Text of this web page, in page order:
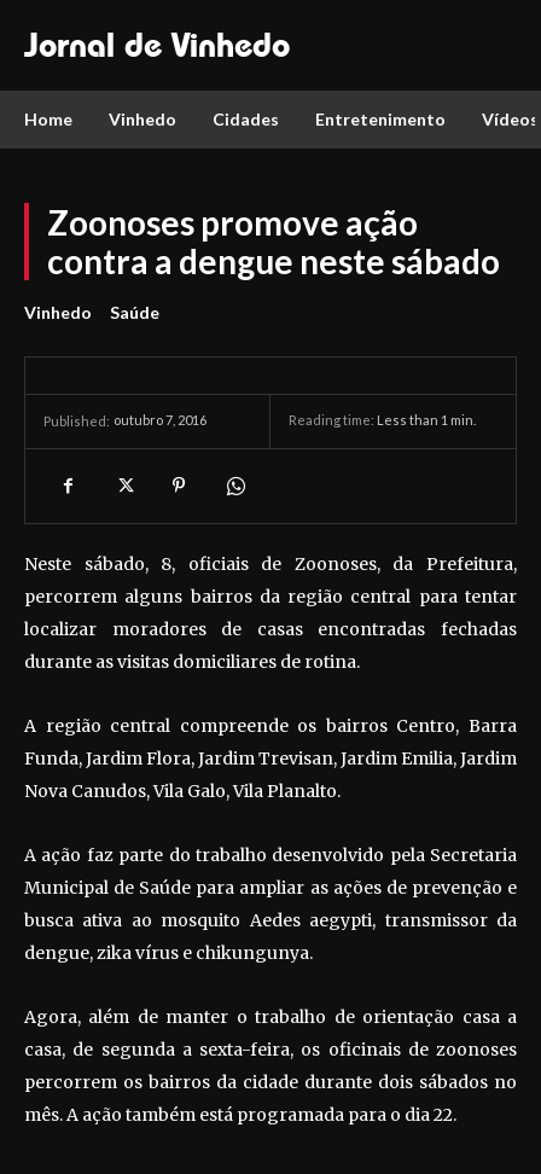
Jornal de Vinhedo
Home Vinhedo Cidades Entretenimento Vídeos
Zoonoses promove ação
contra a dengue neste sábado
Vinhedo Saúde
Published: outubro 7, 2016 Reading time: Less than 1 min.
Neste sábado, 8, oficiais de Zoonoses, da Prefeitura,
percorrem alguns bairros da região central para tentar
localizar moradores de casas encontradas fechadas
durante as visitas domiciliares de rotina.
A região central compreende os bairros Centro, Barra
Funda, Jardim Flora, Jardim Trevisan, Jardim Emilia, Jardim
Nova Canudos, Vila Galo, Vila Planalto.
A ação faz parte do trabalho desenvolvido pela Secretaria
Municipal de Saúde para ampliar as ações de prevenção e
busca ativa ao mosquito Aedes aegypti, transmissor da
dengue, zika vírus e chikungunya.
Agora, além de manter o trabalho de orientação casa a
casa, de segunda a sexta-feira, os oficinais de zoonoses
percorrem os bairros da cidade durante dois sábados no
mês. A ação também está programada para o dia 22.